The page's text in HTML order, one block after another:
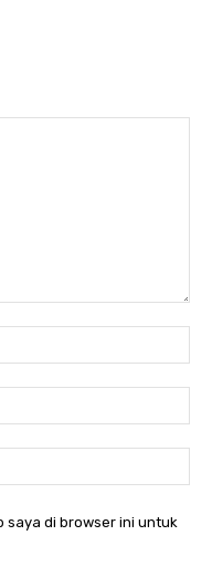
saya di browser ini untuk